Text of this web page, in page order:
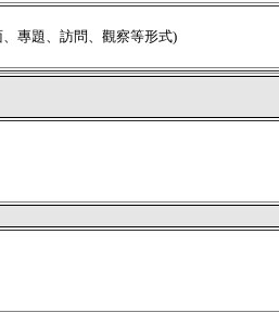
專題、訪問、觀察等形式)